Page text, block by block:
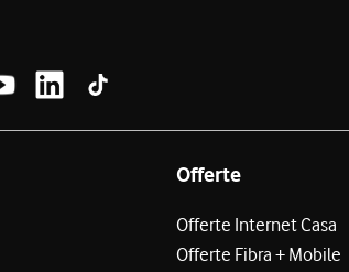
Offerte
Offerte Internet Casa
Offerte Fibra + Mobile